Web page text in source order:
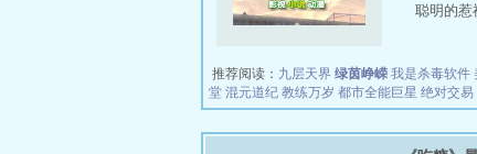
聪明的惹
推荐阅读： 九层天界 绿茵峥嵘 我是杀毒软件
堂 混元道纪 教练万岁 都市全能巨星 绝对交易